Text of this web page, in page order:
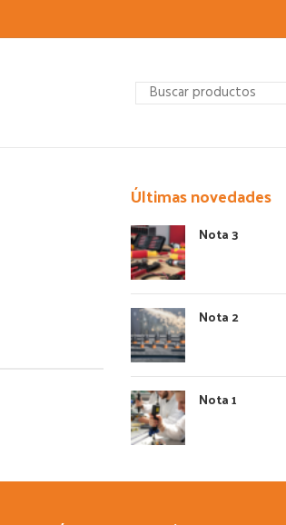
Últimas novedades
Nota 3
Nota 2
Nota 1